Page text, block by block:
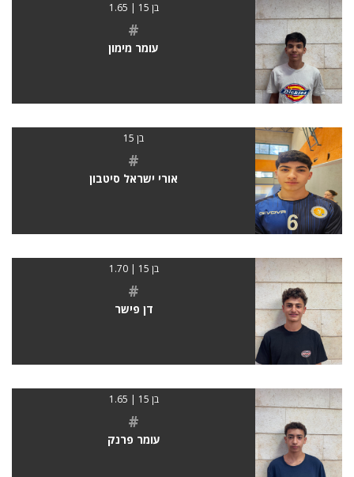
בן 15 | 1.65
#
עומר מימון
בן 15
#
אורי ישראל סיטבון
בן 15 | 1.70
#
דן פישר
בן 15 | 1.65
#
עומר פרנק